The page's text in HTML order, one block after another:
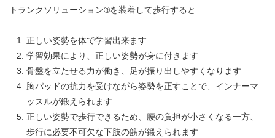
トランクソリューション®を装着して歩行すると
正しい姿勢を体で学習出来ます
学習効果により、正しい姿勢が身に付きます
骨盤を立たせる力が働き、足が振り出しやすくなります
胸パッドの抗力を受けながら姿勢を正すことで、インナーマ
ッスルが鍛えられます
正しい姿勢で歩行できるため、腰の負担が小さくなる一方、
歩行に必要不可欠な下肢の筋が鍛えられます